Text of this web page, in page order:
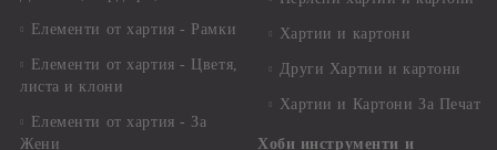
Елементи от хартия - Рамки
Елементи от хартия - Цветя,
листа и клони
Елементи от хартия - За
Жени
Хартии и картони
Други Хартии и картони
Хартии и Картони За Печат
Хоби инструменти и